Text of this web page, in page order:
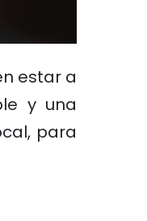
estar a
y una
para